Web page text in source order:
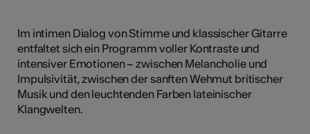
Im intimen Dialog von Stimme und klassischer Gitarre
entfaltet sich ein Programm voller Kontraste und
intensiver Emotionen – zwischen Melancholie und
Impulsivität, zwischen der sanften Wehmut britischer
Musik und den leuchtenden Farben lateinischer
Klangwelten.